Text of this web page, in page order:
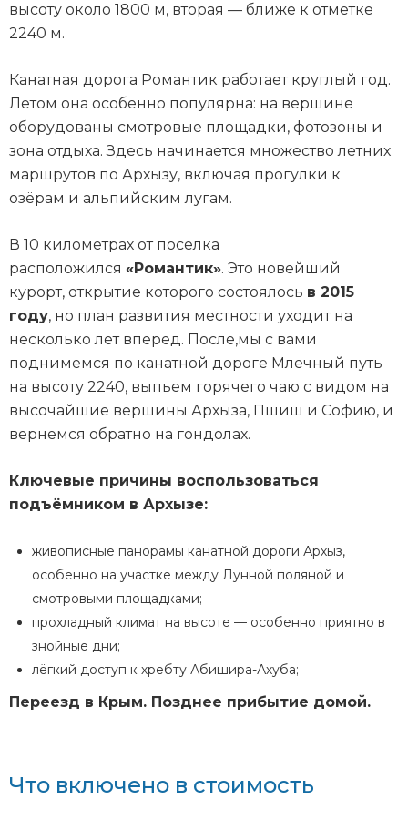
высоту около 1800 м, вторая — ближе к отметке
2240 м.
Канатная дорога Романтик работает круглый год.
Летом она особенно популярна: на вершине
оборудованы смотровые площадки, фотозоны и
зона отдыха. Здесь начинается множество летних
маршрутов по Архызу, включая прогулки к
озёрам и альпийским лугам.
В 10 километрах от поселка
расположился «Романтик». Это новейший
курорт, открытие которого состоялось в 2015
году, но план развития местности уходит на
несколько лет вперед. После,мы с вами
поднимемся по канатной дороге Млечный путь
на высоту 2240, выпьем горячего чаю с видом на
высочайшие вершины Архыза, Пшиш и Софию, и
вернемся обратно на гондолах.
Ключевые причины воспользоваться
подъёмником в Архызе:
живописные панорамы канатной дороги Архыз,
особенно на участке между Лунной поляной и
смотровыми площадками;
прохладный климат на высоте — особенно приятно в
знойные дни;
лёгкий доступ к хребту Абишира-Ахуба;
Переезд в Крым. Позднее прибытие домой.
Что включено в стоимость